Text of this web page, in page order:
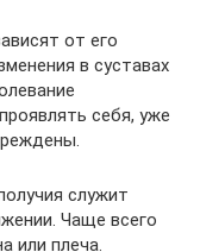
от его
в суставах
себя, уже
служит
Чаще всего
или плеча.